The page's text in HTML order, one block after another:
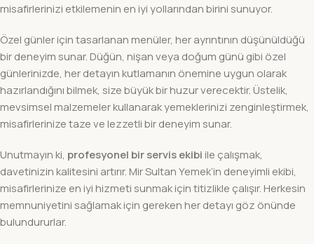
misafirlerinizi etkilemenin en iyi yollarından birini sunuyor.
Özel günler için tasarlanan menüler, her ayrıntının düşünüldüğü
bir deneyim sunar. Düğün, nişan veya doğum günü gibi özel
günlerinizde, her detayın kutlamanın önemine uygun olarak
hazırlandığını bilmek, size büyük bir huzur verecektir. Üstelik,
mevsimsel malzemeler kullanarak yemeklerinizi zenginleştirmek,
misafirlerinize taze ve lezzetli bir deneyim sunar.
Unutmayın ki, profesyonel bir servis ekibi ile çalışmak,
davetinizin kalitesini artırır. Mir Sultan Yemek’in deneyimli ekibi,
misafirlerinize en iyi hizmeti sunmak için titizlikle çalışır. Herkesin
memnuniyetini sağlamak için gereken her detayı göz önünde
bulundururlar.